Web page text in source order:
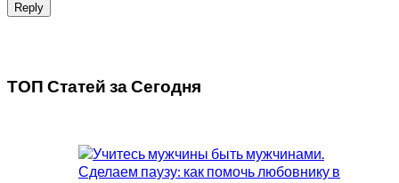
Reply
ТОП Статей заСегодня